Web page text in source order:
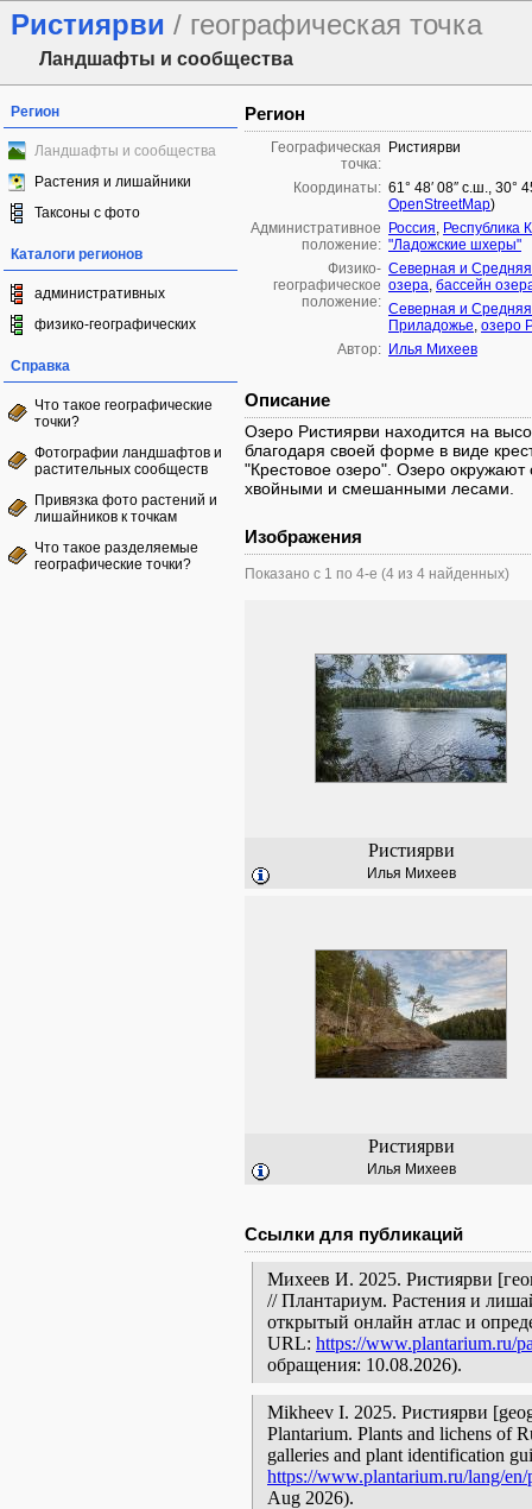
Ристиярви / географическая точка
Ландшафты и сообщества
Регион
Ландшафты и сообщества
Растения и лишайники
Таксоны с фото
Каталоги регионов
административных
физико-географических
Справка
Что такое географические
точки?
Фотографии ландшафтов и
растительных сообществ
Привязка фото растений и
лишайников к точкам
Что такое разделяемые
географические точки?
Регион
Географическая
точка:
Ристиярви
Координаты: 61° 48′ 08″ с.ш., 30°
OpenStreetMap)
Административное
положение:
Россия, Республика
"Ладожские шхеры"
Физико-
географическое
положение:
Северная и
озера, бассейн
Северная и
Приладожье, озеро
Автор: Илья Михеев
Описание
Озеро Ристиярви находится на
благодаря своей форме в виде
"Крестовое озеро". Озеро окружают
хвойными и смешанными лесами.
Изображения
Показано с 1 по 4-е (4 из 4 найденных)
Ристиярви
Илья Михеев
Ристиярви
Илья Михеев
Ссылки для публикаций
Михеев И. 2025. Ристиярви
// Плантариум. Растения и
открытый онлайн атлас и
URL: https://www.plantarium.ru/
обращения: 10.08.2026).
Mikheev I. 2025. Ристиярви
Plantarium. Plants and lichens of
galleries and plant identification
https://www.plantarium.ru/lang/
Aug 2026).